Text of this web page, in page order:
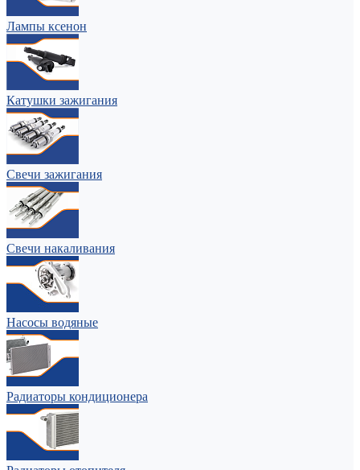
Лампы ксенон
Катушки зажигания
Свечи зажигания
Свечи накаливания
Насосы водяные
Радиаторы кондиционера